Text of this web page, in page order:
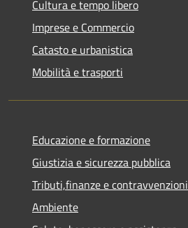
Cultura e tempo libero
Imprese e Commercio
Catasto e urbanistica
Mobilità e trasporti
Educazione e formazione
Giustizia e sicurezza pubblica
Tributi,finanze e contravvenzioni
Ambiente